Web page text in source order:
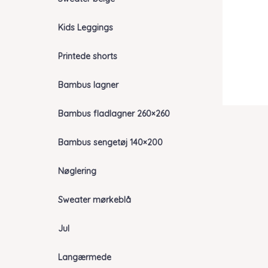
Kids Leggings
Printede shorts
Bambus lagner
Bambus fladlagner 260×260
Bambus sengetøj 140×200
Nøglering
Sweater mørkeblå
Jul
Langærmede